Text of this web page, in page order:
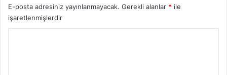
E-posta adresiniz yayınlanmayacak. Gerekli alanlar * ile
işaretlenmişlerdir